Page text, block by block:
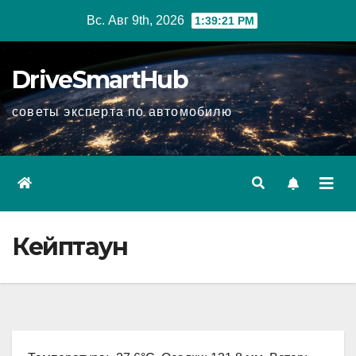
Вс. Авг 9th, 2026 1:39:22 PM
DriveSmartHub
советы эксперта по автомобилю
Кейптаун